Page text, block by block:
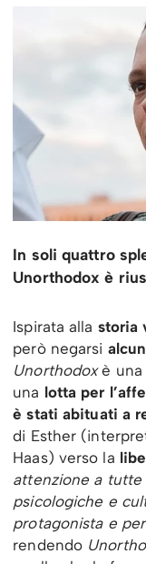
In soli quattro
Unorthodox è
Ispirata alla storia
però negarsi
Unorthodoxè una
una lotta per
è stati abituati a
di Esther
Haas) verso la
attenzione a tutte
psicologiche e
protagonista e
rendendo